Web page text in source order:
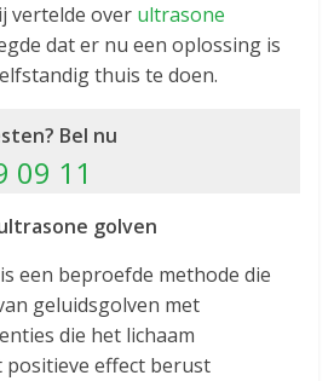
vertelde over ultrasone
dat er nu een oplossing is
thuis te doen.
Bel nu
09 11
golven
is een beproefde methode die
geluidsgolven met
die het lichaam
effect berust